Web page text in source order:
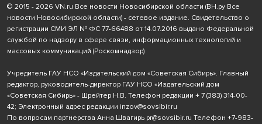
© 2015 - 2026 VN.ru Все новости Новосибирской области (ВН.ру Все
новости Новосибирской области) - сетевое издание. Свидетельство о
регистрации СМИ ЭЛ № ФС 77-66488 от 14.07.2016 выдано Федеральной
службой по надзору в сфере связи, информационных технологий и
массовых коммуникаций (Роскомнадзор)
Учредитель ГАУ НСО «Издательский дом «Советская Сибирь». Главный
редактор, руководитель-директор ГАУ НСО «Издательский дом
«Советская Сибирь» - Шрейтер Н.В. Телефон редакции + 7 (383) 314-00-
42; Электронный адрес редакции inzov@sovsibir.ru
По вопросам партнерства Анна Швагирь pr@sovsibir.ru Телефон +7-983-